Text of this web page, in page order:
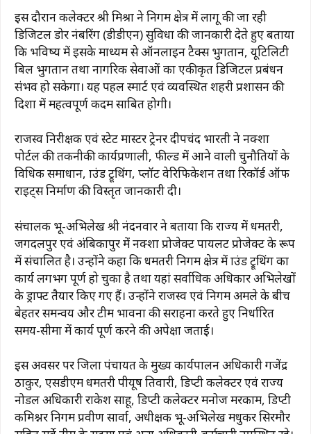
इस दौरान कलेक्टर श्री मिश्रा ने निगम क्षेत्र में लागू की जा रही
डिजिटल डोर नंबरिंग (डीडीएन) सुविधा की जानकारी देते हुए बताया
कि भविष्य में इसके माध्यम से ऑनलाइन टैक्स भुगतान, यूटिलिटी
बिल भुगतान तथा नागरिक सेवाओं का एकीकृत डिजिटल प्रबंधन
संभव हो सकेगा। यह पहल स्मार्ट एवं व्यवस्थित शहरी प्रशासन की
दिशा में महत्वपूर्ण कदम साबित होगी।
राजस्व निरीक्षक एवं स्टेट मास्टर ट्रेनर दीपचंद भारती ने नक्शा
पोर्टल की तकनीकी कार्यप्रणाली, फील्ड में आने वाली चुनौतियों के
विधिक समाधान, ग्राउंड ट्रूथिंग, प्लॉट वेरिफिकेशन तथा रिकॉर्ड ऑफ
राइट्स निर्माण की विस्तृत जानकारी दी।
संचालक भू-अभिलेख श्री नंदनवार ने बताया कि राज्य में धमतरी,
जगदलपुर एवं अंबिकापुर में नक्शा प्रोजेक्ट पायलट प्रोजेक्ट के रूप
में संचालित है। उन्होंने कहा कि धमतरी निगम क्षेत्र में ग्राउंड ट्रूथिंग का
कार्य लगभग पूर्ण हो चुका है तथा यहां सर्वाधिक अधिकार अभिलेखों
के ड्राफ्ट तैयार किए गए हैं। उन्होंने राजस्व एवं निगम अमले के बीच
बेहतर समन्वय और टीम भावना की सराहना करते हुए निर्धारित
समय-सीमा में कार्य पूर्ण करने की अपेक्षा जताई।
इस अवसर पर जिला पंचायत के मुख्य कार्यपालन अधिकारी गजेंद्र
ठाकुर, एसडीएम धमतरी पीयूष तिवारी, डिप्टी कलेक्टर एवं राज्य
नोडल अधिकारी राकेश साहू, डिप्टी कलेक्टर मनोज मरकाम, डिप्टी
कमिश्नर निगम प्रवीण सार्वा, अधीक्षक भू-अभिलेख मधुकर सिरमौर